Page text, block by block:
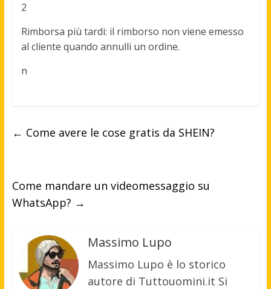
2
Rimborsa più tardi: il rimborso non viene emesso
al cliente quando annulli un ordine.
n
← Come avere le cose gratis da SHEIN?
Come mandare un videomessaggio su
WhatsApp? →
Massimo Lupo
Massimo Lupo è lo storico
autore di Tuttouomini.it Si